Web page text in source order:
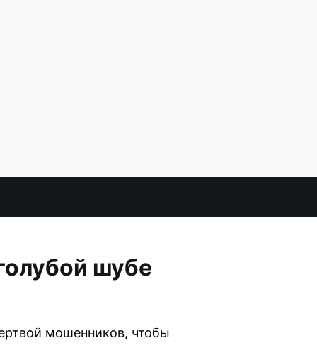
шубе
мошенников, чтобы